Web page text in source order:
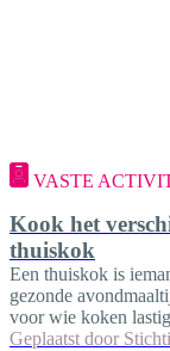
VASTE
Kook het
thuiskok
Een thuiskok is
gezonde
voor wie koken
Geplaatst door